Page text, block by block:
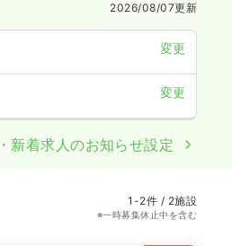
2026/08/07更新
変更
変更
新着求人のお知らせ設定
1-2件 / 2施設
※一時募集休止中を含む